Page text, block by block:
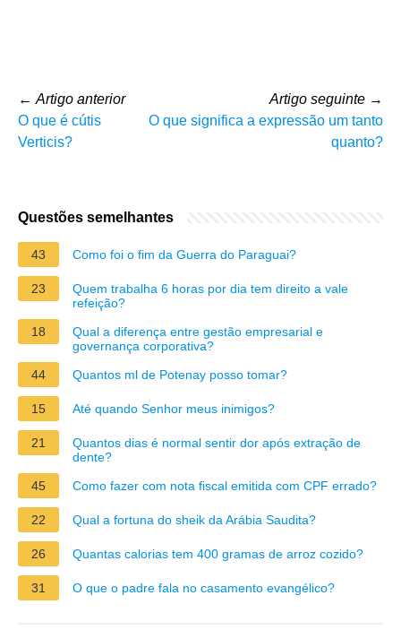
← Artigo anterior
O que é cútis
Verticis?
Artigo seguinte →
O que significa a expressão um tanto
quanto?
Questões semelhantes
43 Como foi o fim da Guerra do Paraguai?
23
Quem trabalha 6 horas por dia tem direito a vale
refeição?
18
Qual a diferença entre gestão empresarial e
governança corporativa?
44
Quantos ml de Potenay posso tomar?
15 Até quando Senhor meus inimigos?
21
Quantos dias é normal sentir dor após extração de
dente?
45
Como fazer com nota fiscal emitida com CPF errado?
22 Qual a fortuna do sheik da Arábia Saudita?
26 Quantas calorias tem 400 gramas de arroz cozido?
31 O que o padre fala no casamento evangélico?